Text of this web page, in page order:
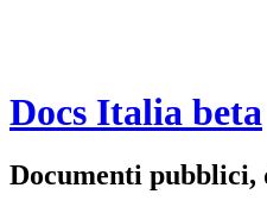
Docs Italia beta
Documenti pubblici,